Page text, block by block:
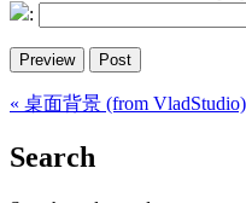
:
« 桌面背景 (from VladStudio)
Search